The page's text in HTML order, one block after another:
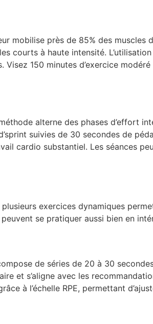
mobilise près de 85% des muscles
courts à haute intensité. L’utilisation
150 minutes d’exercice
alterne des phases d’effort
suivies de 30 secondes de
cardio substantiel. Les séances
exercices dynamiques
se pratiquer aussi bien en
de séries de 20 à 30
et s’aligne avec les
à l’échelle RPE, permettant